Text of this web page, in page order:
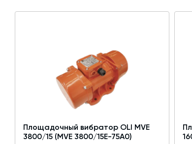
Площадочный вибратор OLI MVE
3800/15 (MVE 3800/15E-75A0)